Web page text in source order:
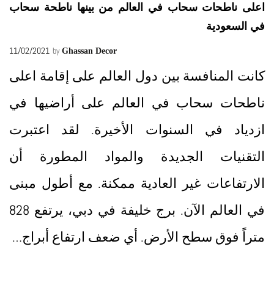
اعلى ناطحات سحاب في العالم من بينها ناطحة سحاب
في السعودية
11/02/2021 by Ghassan Decor
كانت المنافسة بين دول العالم على إقامة اعلى
ناطحات سحاب في العالم على أراضيها في
ازدياد في السنوات الأخيرة. لقد اعتبرت
التقنيات الجديدة والمواد المطورة أن
الارتفاعات غير العادية ممكنة. مع أطول مبنى
في العالم الآن. برج خليفة في دبي، يرتفع 828
متراً فوق سطح الأرض. أي ضعف ارتفاع أبراج…